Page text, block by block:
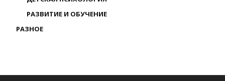
РАЗВИТИЕ И ОБУЧЕНИЕ
РАЗНОЕ